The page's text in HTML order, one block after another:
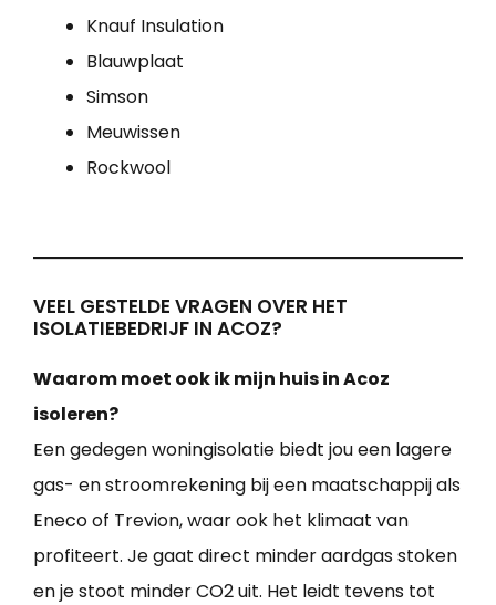
Knauf Insulation
Blauwplaat
Simson
Meuwissen
Rockwool
VEEL GESTELDE VRAGEN OVER HET
ISOLATIEBEDRIJF IN ACOZ?
Waarom moet ook ik mijn huis in Acoz
isoleren?
Een gedegen woningisolatie biedt jou een lagere
gas- en stroomrekening bij een maatschappij als
Eneco of Trevion, waar ook het klimaat van
profiteert. Je gaat direct minder aardgas stoken
en je stoot minder CO2 uit. Het leidt tevens tot